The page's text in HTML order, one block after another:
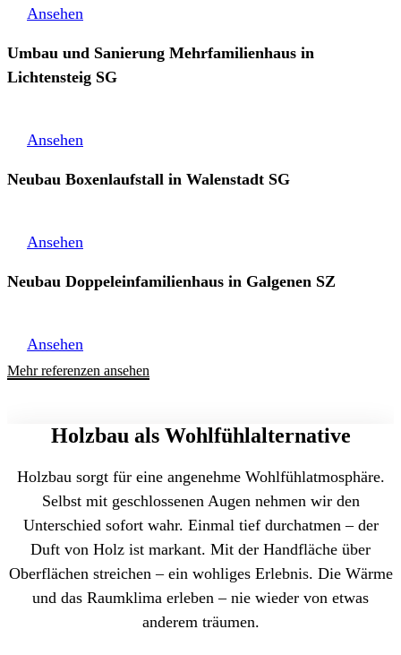
Ansehen
Umbau und Sanierung Mehrfamilienhaus in
Lichtensteig SG
Ansehen
Neubau Boxenlaufstall in Walenstadt SG
Ansehen
Neubau Doppeleinfamilienhaus in Galgenen SZ
Ansehen
Mehr referenzen ansehen
Holzbau als Wohlfühlalternative
Holzbau sorgt für eine angenehme Wohlfühlatmosphäre.
Selbst mit geschlossenen Augen nehmen wir den
Unterschied sofort wahr. Einmal tief durchatmen – der
Duft von Holz ist markant. Mit der Handfläche über
Oberflächen streichen – ein wohliges Erlebnis. Die Wärme
und das Raumklima erleben – nie wieder von etwas
anderem träumen.